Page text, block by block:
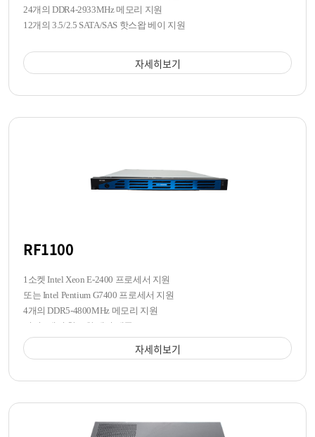
24개의 DDR4-2933MHz 메모리 지원
12개의 3.5/2.5 SATA/SAS 핫스왑 베이 지원
자세히보기
RF1100
1소켓 Intel Xeon E-2400 프로세서 지원
또는 Intel Pentium G7400 프로세서 지원
4개의 DDR5-4800MHz 메모리 지원
전면 4개의 핫스왑 베이 제공
자세히보기